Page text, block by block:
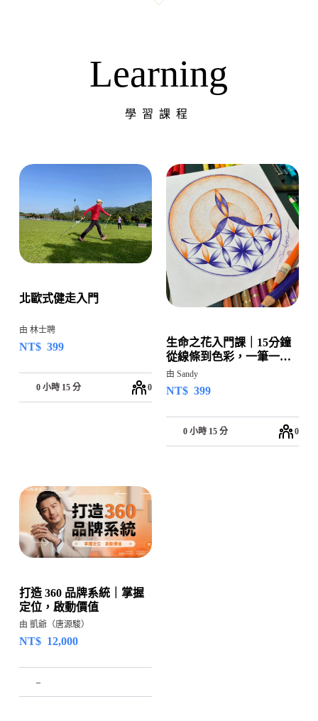
Learning
學習課程
北歐式健走入門
由 林士聘
NT$ 399
0 小時 15 分 0
生命之花入門課｜15分鐘
從線條到色彩，一筆一畫
回到自己
由 Sandy
NT$ 399
0 小時 15 分 0
打造 360 品牌系統｜掌握
定位，啟動價值
由 凱爺（唐源駿）
NT$ 12,000
–